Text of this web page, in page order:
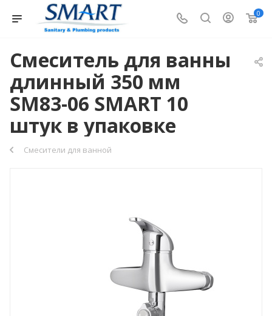
0
Смеситель для ванны
длинный 350 мм
SM83-06 SMART 10
штук в упаковке
Смесители для ванной